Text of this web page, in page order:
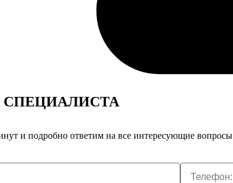
СПЕЦИАЛИСТА
и подробно ответим на все интересующие вопросы